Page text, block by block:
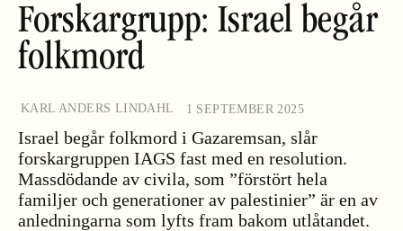
Forskargrupp: Israel begår
folkmord
KARL ANDERS LINDAHL 1 SEPTEMBER 2025
Israel begår folkmord i Gazaremsan, slår
forskargruppen IAGS fast med en resolution.
Massdödande av civila, som ”förstört hela
familjer och generationer av palestinier” är en av
anledningarna som lyfts fram bakom utlåtandet.